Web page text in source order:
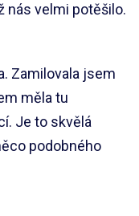
nás velmi potěšilo.
Zamilovala jsem
měla tu
Je to skvělá
podobného